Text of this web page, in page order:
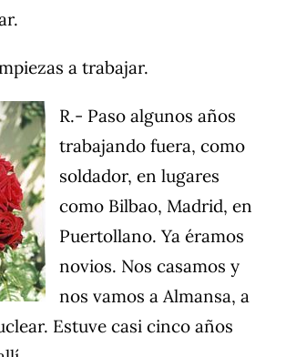
a trabajar.
R.- Paso algunos años
trabajando fuera, como
soldador, en lugares
como Bilbao, Madrid, en
Puertollano. Ya éramos
novios. Nos casamos y
nos vamos a Almansa, a
Estuve casi cinco años